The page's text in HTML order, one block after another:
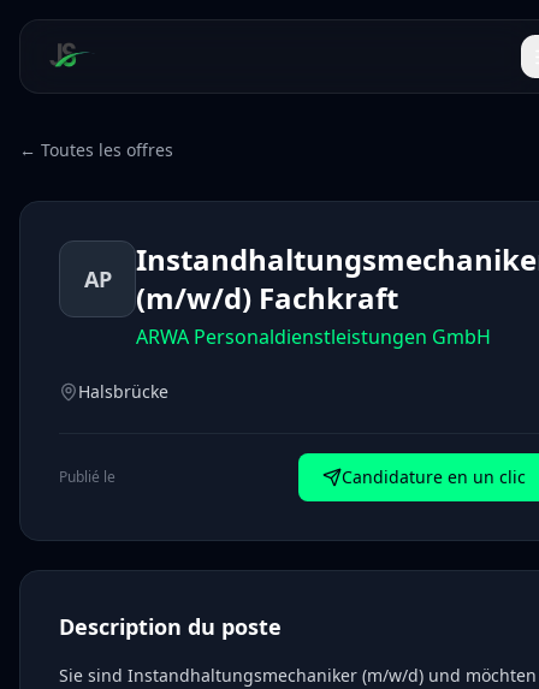
← Toutes les offres
AP
(m/w/d) Fachkraft
ARWA Personaldienstleistungen GmbH
Halsbrücke
Publié le Candidature en un clic
Description du poste
Sie sind Instandhaltungsmechaniker (m/w/d) und möchten